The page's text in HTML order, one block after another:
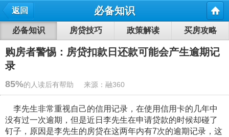
必备知识
返回
必备知识 房贷技巧 政策解读 买房攻略
购房者警惕：房贷扣款日还款可能会产生逾期记
录
85%的人读后有帮助 来源：融360
李先生非常重视自己的信用记录，在使用信用卡的几年中
没有过一次逾期，但是近日李先生在申请贷款的时候却碰了
钉子，原因是李先生的房贷在这两年内有7次的逾期记录，这